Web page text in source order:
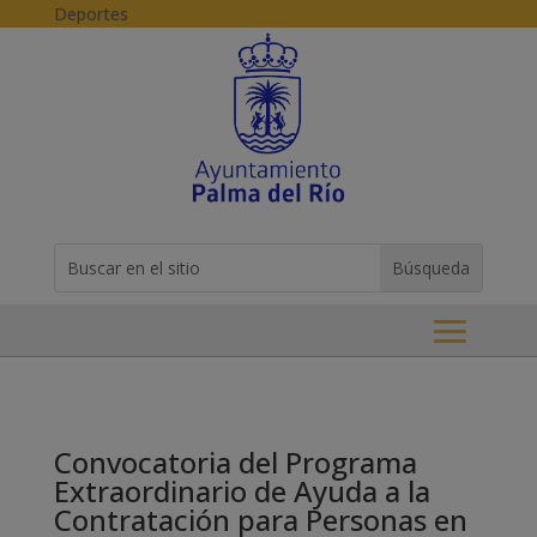
Skip to content
Deportes
for...
Convocatoria del Programa
Extraordinario de Ayuda a la
Contratación para Personas en